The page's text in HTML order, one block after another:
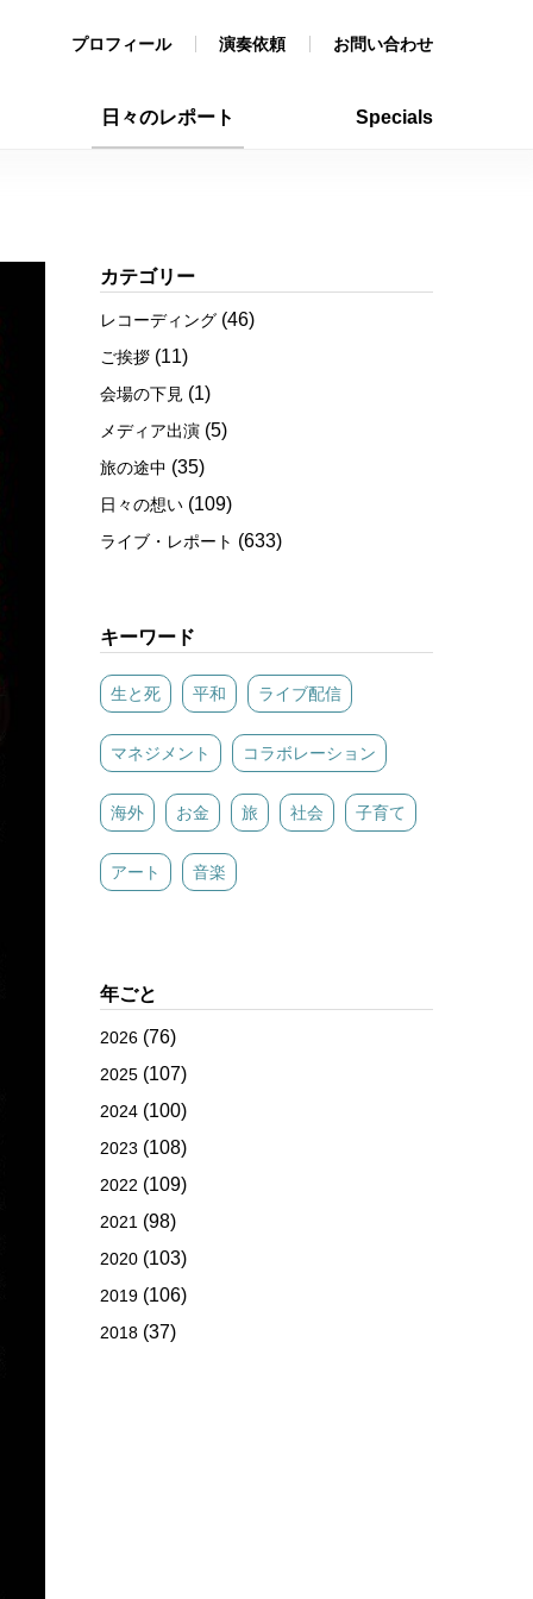
プロフィール 演奏依頼 お問い合わせ
日々のレポート Specials
カテゴリー
レコーディング (46)
ご挨拶 (11)
会場の下見 (1)
メディア出演 (5)
旅の途中 (35)
日々の想い (109)
ライブ・レポート (633)
キーワード
生と死 平和 ライブ配信
マネジメント コラボレーション
海外 お金 旅 社会 子育て
アート 音楽
年ごと
2026 (76)
2025 (107)
2024 (100)
2023 (108)
2022 (109)
2021 (98)
2020 (103)
2019 (106)
2018 (37)